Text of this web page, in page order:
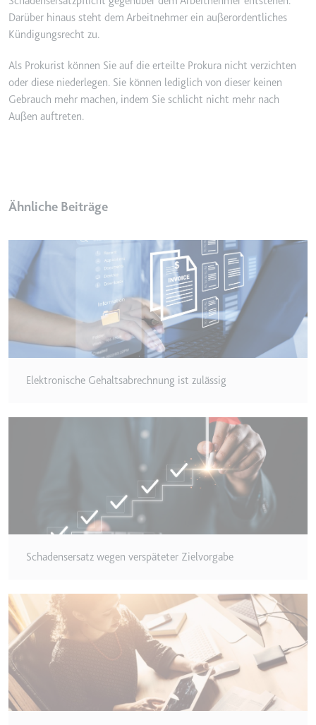
Darüber hinaus steht dem Arbeitnehmer ein außerordentliches
Kündigungsrecht zu.
Als Prokurist können Sie auf die erteilte Prokura nicht verzichten
oder diese niederlegen. Sie können lediglich von dieser keinen
Gebrauch mehr machen, indem Sie schlicht nicht mehr nach
Außen auftreten.
Ähnliche Beiträge
Elektronische Gehaltsabrechnung ist zulässig
Schadensersatz wegen verspäteter Zielvorgabe